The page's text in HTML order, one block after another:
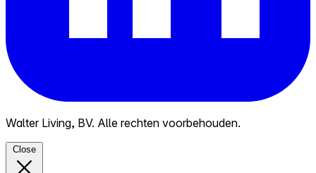
Walter Living, BV. Alle rechten voorbehouden.
Close